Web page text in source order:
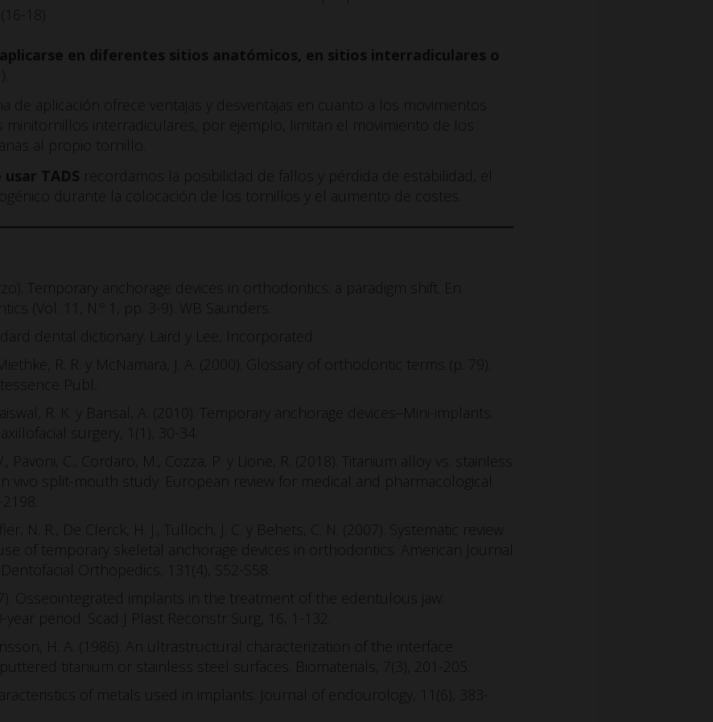
18)
aplicarse en diferentes sitios anatómicos, en sitios interradiculares o
de aplicación ofrece ventajas y desventajas en cuanto a los movimientos
interradiculares, por ejemplo, limitan el movimiento de los
al propio tornillo.
TADS recordamos la posibilidad de fallos y pérdida de estabilidad, el
durante la colocación de los tornillos y el aumento de costes.
Temporary anchorage devices in orthodontics: a paradigm shift. En
(Vol. 11, N.º 1, pp. 3-9). WB Saunders.
dental dictionary. Laird y Lee, Incorporated.
R. R. y McNamara, J. A. (2000). Glossary of orthodontic terms (p. 79).
Publ..
R. K. y Bansal, A. (2010). Temporary anchorage devices–Mini-implants.
surgery, 1(1), 30-34.
Pavoni, C., Cordaro, M., Cozza, P. y Lione, R. (2018). Titanium alloy vs. stainless
in vivo split-mouth study. European review for medical and pharmacological
N. R., De Clerck, H. J., Tulloch, J. C. y Behets, C. N. (2007). Systematic review
of temporary skeletal anchorage devices in orthodontics. American Journal
Orthopedics, 131(4), S52-S58.
Osseointegrated implants in the treatment of the edentulous jaw:
year period. Scad J Plast Reconstr Surg, 16, 1-132.
H. A. (1986). An ultrastructural characterization of the interface
titanium or stainless steel surfaces. Biomaterials, 7(3), 201-205.
of metals used in implants. Journal of endourology, 11(6), 383-